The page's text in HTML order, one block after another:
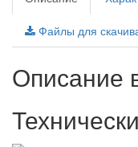
Файлы для
Описание